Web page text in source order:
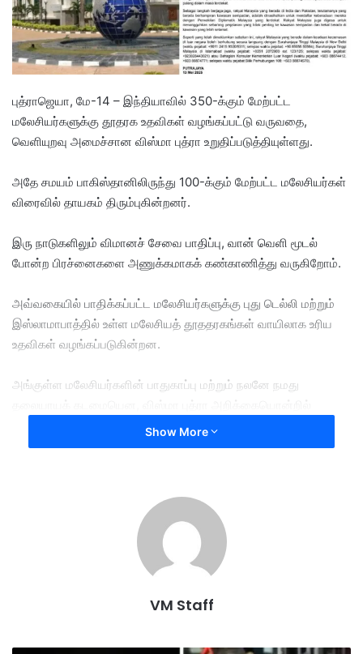
a
i
l
புத்ராஜெயா, மே-14 – இந்தியாவில் 350-க்கும் மேற்பட்ட
மலேசியர்களுக்கு தூதரக உதவிகள் வழங்கப்பட்டு வருவதை,
வெளியுறவு அமைச்சான விஸ்மா புத்ரா உறுதிப்படுத்தியுள்ளது.
அதே சமயம் பாகிஸ்தானிலிருந்து 100-க்கும் மேற்பட்ட மலேசியர்கள்
விரைவில் தாயகம் திரும்புகின்றனர்.
இரு நாடுகளிலும் விமானச் சேவை பாதிப்பு, வான் வெளி மூடல்
போன்ற பிரச்னைகளை அணுக்கமாகக் கண்காணித்து வருகிறோம்.
அவ்வகையில் பாதிக்கப்பட்ட மலேசியர்களுக்கு புது டெல்லி மற்றும்
இஸ்லாமாபாத்தில் உள்ள மலேசியத் தூததரகங்கள் வாயிலாக உரிய
உதவிகள் வழங்கப்படுகின்றன.
அங்குள்ள மலேசியர்களின் பாதுகாப்பு மற்றும் நலனே நமது
வைப்பதோடு, அருகிலுள்ள மலேசியப் பேராளரகங்களில்
பதிந்துகொள்ளுமாறும் அறிவுறுத்தப்படுகின்றனர்.
ஜம்மு – காஷ்மீர் பயங்கரவாதத் தாக்குதலுக்கு பதிலடியாக,
நடத்தியதை அடுத்து தெற்காசியாவில் முன்னதாக பதற்றம் மூண்டது.
பின்னர் இரு நாடுகளும் மாறி மாறி தாக்குதல் நடத்திய 4
Show More
VM Staff